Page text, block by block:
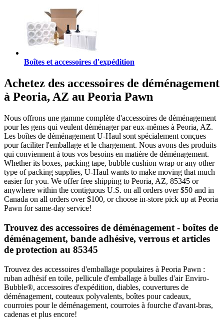
Boîtes et accessoires d'expédition
Achetez des accessoires de déménagement
à Peoria, AZ au Peoria Pawn
Nous offrons une gamme complète d'accessoires de déménagement
pour les gens qui veulent déménager par eux-mêmes à Peoria, AZ.
Les boîtes de déménagement U-Haul sont spécialement conçues
pour faciliter l'emballage et le chargement. Nous avons des produits
qui conviennent à tous vos besoins en matière de déménagement.
Whether its boxes, packing tape, bubble cushion wrap or any other
type of packing supplies, U-Haul wants to make moving that much
easier for you. We offer free shipping to Peoria, AZ, 85345 or
anywhere within the contiguous U.S. on all orders over $50 and in
Canada on all orders over $100, or choose in-store pick up at Peoria
Pawn for same-day service!
Trouvez des accessoires de déménagement - boîtes de
déménagement, bande adhésive, verrous et articles
de protection au 85345
Trouvez des accessoires d'emballage populaires à Peoria Pawn :
ruban adhésif en toile, pellicule d'emballage à bulles d'air Enviro-
Bubble®, accessoires d'expédition, diables, couvertures de
déménagement, couteaux polyvalents, boîtes pour cadeaux,
courroies pour le déménagement, courroies à fourche d'avant-bras,
cadenas et plus encore!